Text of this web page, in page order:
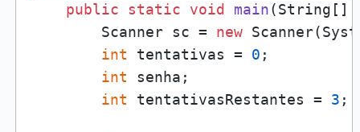
public
static void main(String[]
        Scanner sc =
new
int tentativas = 0 ;
int senha;
int tentativasRestantes = 3 ;